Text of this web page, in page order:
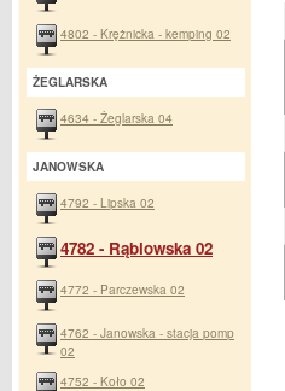
4802 - Krężnicka - kemping 02
ŻEGLARSKA
4634 - Żeglarska 04
JANOWSKA
4792 - Lipska 02
4782 - Rąblowska 02
4772 - Parczewska 02
4762 - Janowska - stacja pomp
02
4752 - Koło 02